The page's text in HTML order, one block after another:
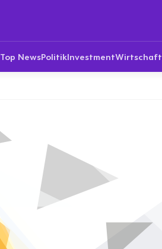
Top NewsPolitikInvestmentWirtschaft